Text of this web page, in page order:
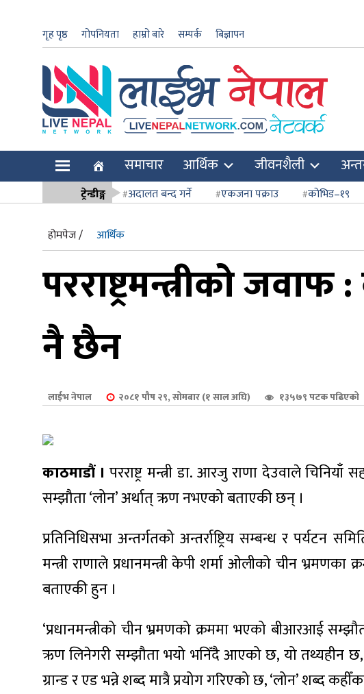
गृह पृष्ठ गोपनियता हाम्रो बारे सम्पर्क बिज्ञापन
समाचार आर्थिक जीवनशैली
ट्रेन्डीङ्ग अदालत बन्द गर्ने एकजना पक्राउ कोभिड–१९
होमपेज /
आर्थिक
परराष्ट्रमन्त्रीको
नै छैन
लाईभ नेपाल २०८१ पौष २९, सोमबार (१ साल अघि) १३५७९ पटक पढिएको
काठमाडौं । परराष्ट्र मन्त्री डा. आरजु राणा देउवाले
सम्झौता ‘लोन’ अर्थात् ऋण नभएको बताएकी छन् ।
प्रतिनिधिसभा अन्तर्गतको अन्तर्राष्ट्रिय सम्बन्ध र पर्यटन
मन्त्री राणाले प्रधानमन्त्री केपी शर्मा ओलीको चीन
बताएकी हुन ।
‘प्रधानमन्त्रीको चीन भ्रमणको क्रममा भएको बीआरआई
ऋण लिनेगरी सम्झौता भयो भनिँदै आएको छ, यो तथ्यहीन
ग्रान्‍ड र एड भन्ने शब्द मात्रै प्रयोग गरिएको छ, ‘लोन’ शब्द